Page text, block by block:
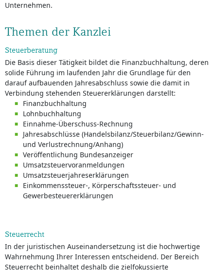
Unternehmen.
Themen der Kanzlei
Steuerberatung
Die Basis dieser Tätigkeit bildet die Finanzbuchhaltung, deren
solide Führung im laufenden Jahr die Grundlage für den
darauf aufbauenden Jahresabschluss sowie die damit in
Verbindung stehenden Steuererklärungen darstellt:
Finanzbuchhaltung
Lohnbuchhaltung
Einnahme-Überschuss-Rechnung
Jahresabschlüsse (Handelsbilanz/Steuerbilanz/Gewinn-
und Verlustrechnung/Anhang)
Veröffentlichung Bundesanzeiger
Umsatzsteuervoranmeldungen
Umsatzsteuerjahreserklärungen
Einkommenssteuer-, Körperschaftssteuer- und
Gewerbesteuererklärungen
Steuerrecht
In der juristischen Auseinandersetzung ist die hochwertige
Wahrnehmung Ihrer Interessen entscheidend. Der Bereich
Steuerrecht beinhaltet deshalb die zielfokussierte